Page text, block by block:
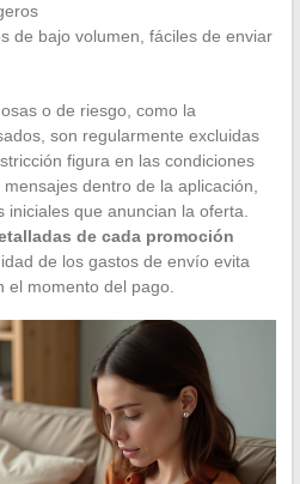
de bajo volumen, fáciles de enviar
o de riesgo, como la
son regularmente excluidas
figura en las condiciones
dentro de la aplicación,
que anuncian la oferta.
de cada promoción
de los gastos de envío evita
momento del pago.